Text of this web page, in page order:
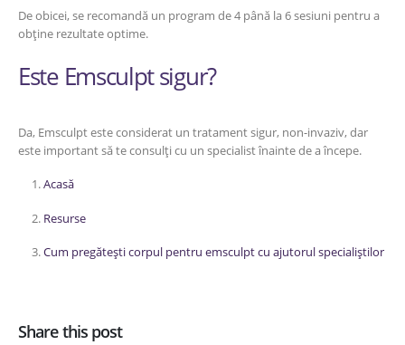
De obicei, se recomandă un program de 4 până la 6 sesiuni pentru a
obține rezultate optime.
Este Emsculpt sigur?
Da, Emsculpt este considerat un tratament sigur, non-invaziv, dar
este important să te consulți cu un specialist înainte de a începe.
Acasă
Resurse
Cum pregătești corpul pentru emsculpt cu ajutorul specialiștilor
Share this post